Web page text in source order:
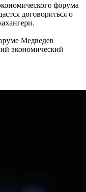
форума
договориться о
Медведев
экономический